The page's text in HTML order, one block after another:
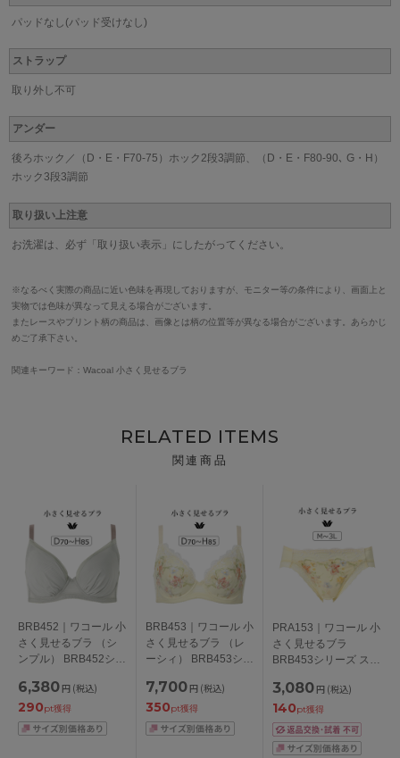
パッドなし(パッド受けなし)
ストラップ
取り外し不可
アンダー
後ろホック／（D・E・F70-75）ホック2段3調節、（D・E・F80-90､ G・H）
ホック3段3調節
取り扱い上注意
お洗濯は、必ず「取り扱い表示」にしたがってください。
※なるべく実際の商品に近い色味を再現しておりますが、モニター等の条件により、画面上と
実物では色味が異なって見える場合がございます。
またレースやプリント柄の商品は、画像とは柄の位置等が異なる場合がございます。あらかじ
めご了承下さい。
関連キーワード：Wacoal 小さく見せるブラ
RELATED ITEMS
関連商品
BRB452｜ワコール 小
さく見せるブラ （シ
ンプル） BRB452シリ
DEFGHカップ アンダ
ー
65/70/75/80/85/90/95/
100cm
6,380 円 (税込)
290pt獲得
BRB453｜ワコール 小
さく見せるブラ （レ
ーシィ） BRB453シリ
DEFGHカップ アンダ
ー70/75/80/85/90cm
7,700 円 (税込)
350pt獲得
PRA153｜ワコール 小
さく見せるブラ
BRB453シリーズ スタ
きこみ丈・あさめ
M/L/LL/3L
3,080 円 (税込)
140pt獲得